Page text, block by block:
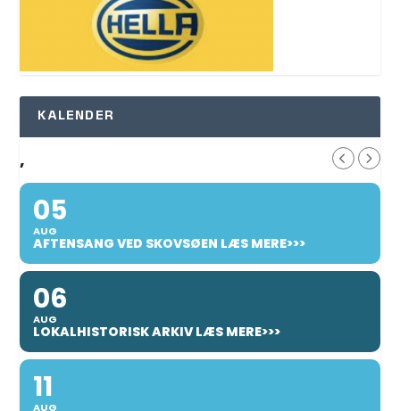
KALENDER
,
05
AUG
AFTENSANG VED SKOVSØEN LÆS MERE>>>
06
AUG
LOKALHISTORISK ARKIV LÆS MERE>>>
11
AUG